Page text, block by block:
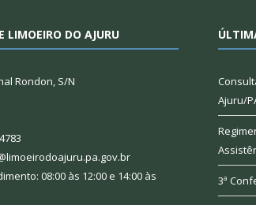
LIMOEIRO DO AJURU
Rondon, S/N
08:00 às 12:00 e 14:00 às
Ajuru/
3ª